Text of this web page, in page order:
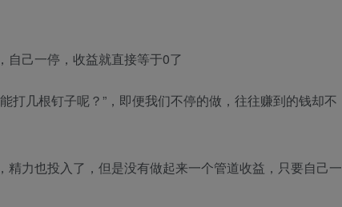
自己一停，收益就直接等于0了
打几根钉子呢？”，即便我们不停的做，往往赚到的钱却不
力也投入了，但是没有做起来一个管道收益，只要自己一